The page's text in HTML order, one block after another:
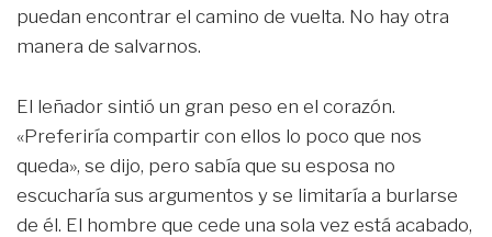
puedan encontrar el camino de vuelta. No hay otra
manera de salvarnos.
El leñador sintió un gran peso en el corazón.
«Preferiría compartir con ellos lo poco que nos
queda», se dijo, pero sabía que su esposa no
escucharía sus argumentos y se limitaría a burlarse
de él. El hombre que cede una sola vez está acabado,